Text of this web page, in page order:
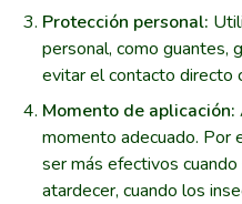
Protección personal:
personal, como guantes,
evitar el contacto directo
Momento de aplicación:
momento adecuado. Por
ser más efectivos
atardecer, cuando los